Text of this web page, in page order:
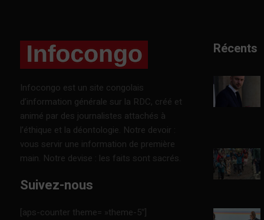
Infocongo est un site congolais
d’information générale sur la RDC, créé et
animé par des journalistes attachés à
l’éthique et la déontologie. Notre devoir :
vous servir une information de première
main. Notre devise : les faits sont sacrés.
Suivez-nous
[aps-counter theme= »theme-5″]
Récents